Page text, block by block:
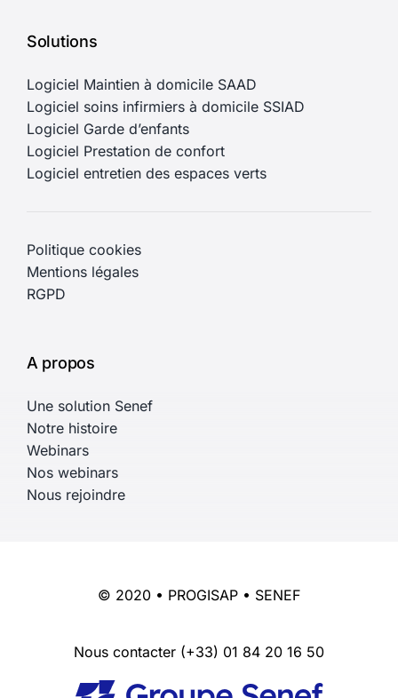
Solutions
Logiciel Maintien à domicile SAAD
Logiciel soins infirmiers à domicile SSIAD
Logiciel Garde d’enfants
Logiciel Prestation de confort
Logiciel entretien des espaces verts
Politique cookies
Mentions légales
RGPD
A propos
Une solution Senef
Notre histoire
Webinars
Nos webinars
Nous rejoindre
© 2020 • PROGISAP • SENEF
Nous contacter (+33) 01 84 20 16 50